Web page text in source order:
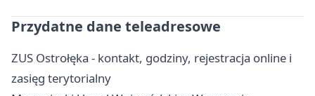
Przydatne dane teleadresowe
ZUS Ostrołęka - kontakt, godziny, rejestracja online i
zasięg terytorialny